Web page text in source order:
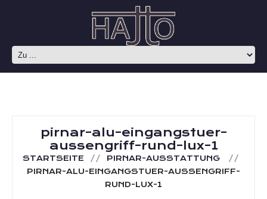
pirnar-alu-eingangstuer-
aussengriff-rund-lux-1
STARTSEITE
PIRNAR-AUSSTATTUNG
PIRNAR-ALU-EINGANGSTUER-AUSSENGRIFF-
RUND-LUX-1